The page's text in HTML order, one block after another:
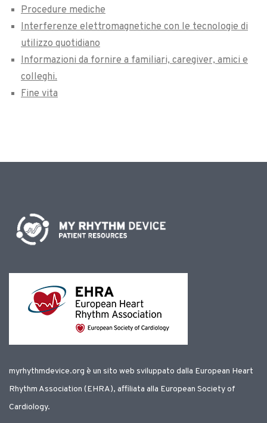
Procedure mediche
Interferenze elettromagnetiche con le tecnologie di
utilizzo quotidiano
Informazioni da fornire a familiari, caregiver, amici e
colleghi.
Fine vita
myrhythmdevice.org è un sito web sviluppato dalla European Heart
Rhythm Association (EHRA), affiliata alla European Society of
Cardiology.